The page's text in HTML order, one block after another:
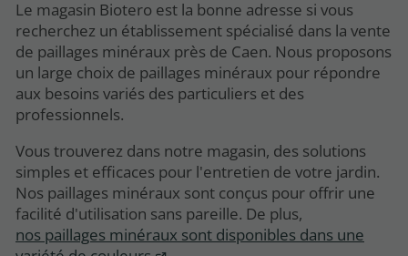
Le magasin Biotero est la bonne adresse si vous
recherchez un établissement spécialisé dans la vente
de paillages minéraux près de Caen. Nous proposons
un large choix de paillages minéraux pour répondre
aux besoins variés des particuliers et des
professionnels.
Vous trouverez dans notre magasin, des solutions
simples et efficaces pour l'entretien de votre jardin.
Nos paillages minéraux sont conçus pour offrir une
facilité d'utilisation sans pareille. De plus,
nos paillages minéraux sont disponibles dans une